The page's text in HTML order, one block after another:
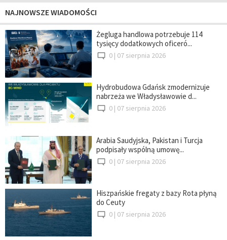
NAJNOWSZE WIADOMOŚCI
Żegluga handlowa potrzebuje 114
tysięcy dodatkowych oficeró...
0 | 07 sierpnia 2026
Hydrobudowa Gdańsk zmodernizuje
nabrzeża we Władysławowie d...
0 | 07 sierpnia 2026
Arabia Saudyjska, Pakistan i Turcja
podpisały wspólną umowę...
0 | 07 sierpnia 2026
Hiszpańskie fregaty z bazy Rota płyną
do Ceuty
0 | 07 sierpnia 2026